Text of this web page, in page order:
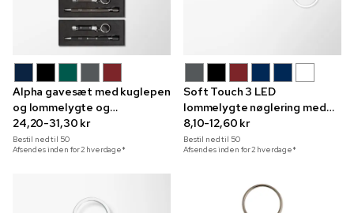
Alpha gavesæt med kuglepen
og lommelygte og
indgravering
24,20-31,30 kr
Bestil ned til 50
Afsendes inden for 2 hverdage*
Soft Touch 3 LED
lommelygte nøglering med
rosaguld trim
8,10-12,60 kr
Bestil ned til 50
Afsendes inden for 2 hverdage*